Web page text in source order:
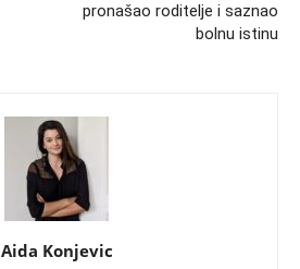
pronašao roditelje i saznao
bolnu istinu
Aida Konjevic